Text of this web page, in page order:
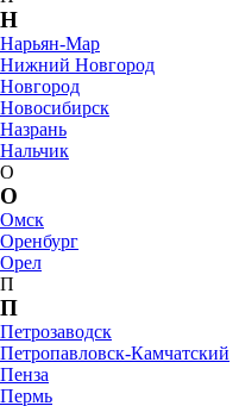
Н
Нарьян-Мар
Нижний Новгород
Новгород
Новосибирск
Назрань
Нальчик
О
О
Омск
Оренбург
Орел
П
П
Петрозаводск
Петропавловск-Камчатский
Пенза
Пермь